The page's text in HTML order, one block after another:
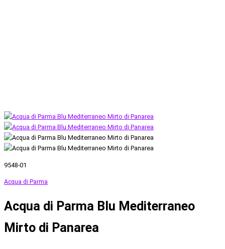
9548-01
Acqua di Parma
Acqua di Parma Blu Mediterraneo
Mirto di Panarea